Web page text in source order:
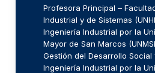
Profesora Principal –
Industrial y de Sistemas
Ingeniería Industrial por la
Mayor de San Marcos
Gestión del Desarrollo
Ingeniería Industrial por la